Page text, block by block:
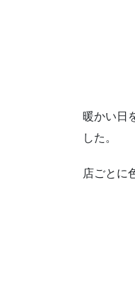
暖かい日
した。
店ごとに